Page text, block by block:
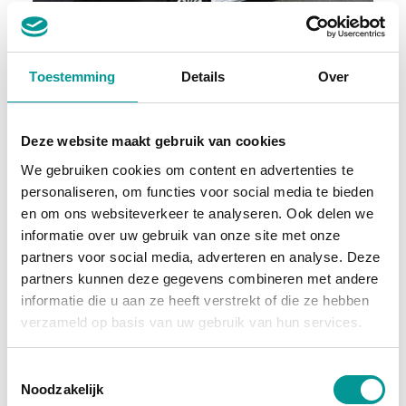
Toestemming Details Over
Deze website maakt gebruik van cookies
We gebruiken cookies om content en advertenties te
personaliseren, om functies voor social media te bieden
en om ons websiteverkeer te analyseren. Ook delen we
informatie over uw gebruik van onze site met onze
partners voor social media, adverteren en analyse. Deze
partners kunnen deze gegevens combineren met andere
informatie die u aan ze heeft verstrekt of die ze hebben
verzameld op basis van uw gebruik van hun services.
Noodzakelijk
€440.32/maand
72 maanden
Deze auto bekijken